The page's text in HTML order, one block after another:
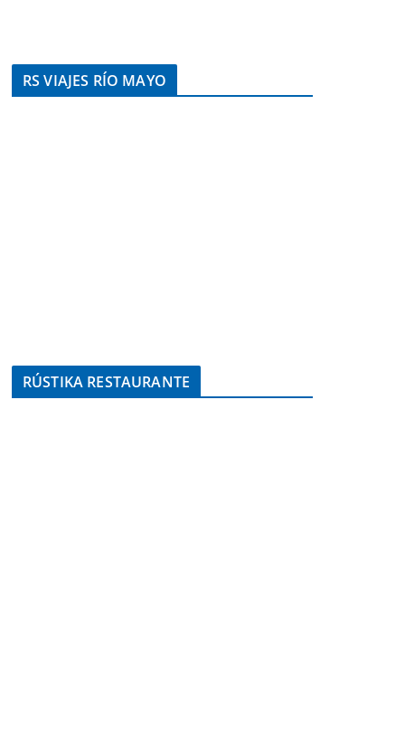
RS VIAJES RÍO MAYO
RÚSTIKA RESTAURANTE